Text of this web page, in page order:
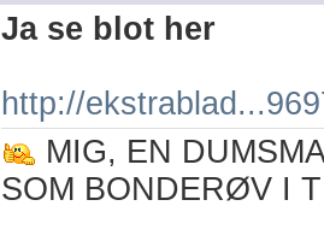
Ja se blot her
http://
MIG, EN
SOM BONDERØV I